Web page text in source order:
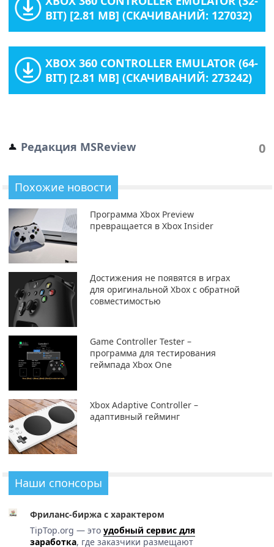
BIT) [2.81 MB] (СКАЧИВАНИЙ: 127032)
XBOX 360 CONTROLLER EMULATOR (64-
BIT) [2.81 MB] (СКАЧИВАНИЙ: 273242)
Редакция MSReview 0
Похожие новости
Программа Xbox Preview
превращается в Xbox Insider
Достижения не появятся в играх
для оригинальной Xbox с обратной
совместимостью
Game Controller Tester –
программа для тестирования
геймпада Xbox One
Xbox Adaptive Controller –
адаптивный гейминг
Наши спонсоры
Фриланс-биржа с характером
TipTop.org — это удобный сервис для
заработка, где заказчики размещают